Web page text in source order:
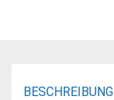
BESCHREIBUNG